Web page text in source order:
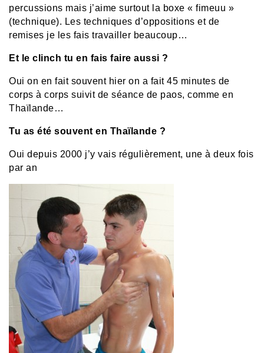
percussions mais j’aime surtout la boxe « fimeuu »
(technique). Les techniques d’oppositions et de
remises je les fais travailler beaucoup…
Et le clinch tu en fais faire aussi ?
Oui on en fait souvent hier on a fait 45 minutes de
corps à corps suivit de séance de paos, comme en
Thaïlande…
Tu as été souvent en Thaïlande ?
Oui depuis 2000 j’y vais régulièrement, une à deux fois
par an